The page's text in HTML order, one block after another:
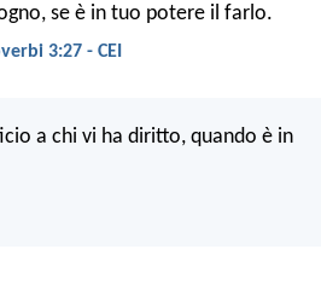
se è in tuo potere il farlo.
3:27 - CEI
a chi vi ha diritto, quando è in